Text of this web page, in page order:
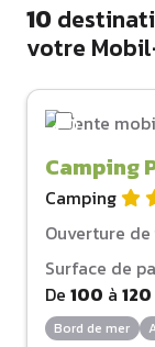
10
votre
Camping
Camping
Ouverture
Surface de
De 100 à 120
Bord de mer